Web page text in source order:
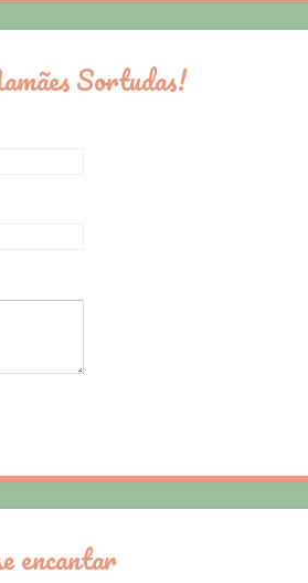
Sortudas!
encantar